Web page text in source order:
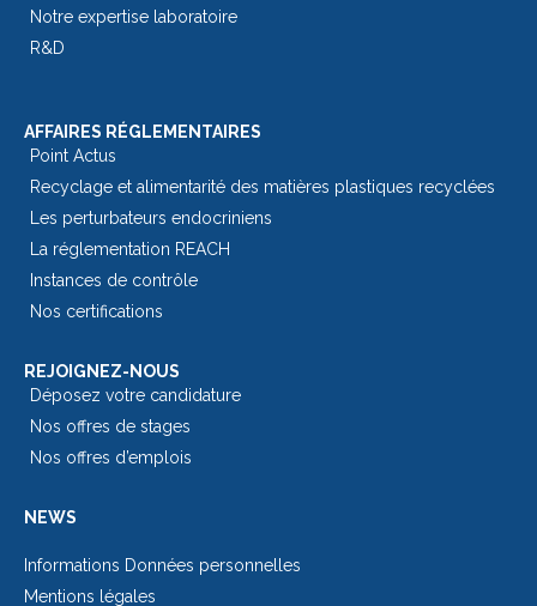
Notre expertise laboratoire
R&D
AFFAIRES RÉGLEMENTAIRES
Point Actus
Recyclage et alimentarité des matières plastiques recyclées
Les perturbateurs endocriniens
La réglementation REACH
Instances de contrôle
Nos certifications
REJOIGNEZ-NOUS
Déposez votre candidature
Nos offres de stages
Nos offres d’emplois
NEWS
Informations Données personnelles
Mentions légales